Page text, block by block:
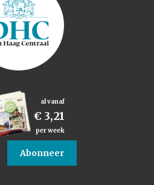
al vanaf
€ 3,21
per week
Abonneer